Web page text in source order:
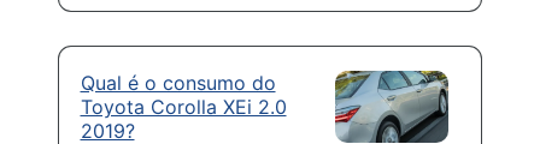
Qual é o consumo do
Toyota Corolla XEi 2.0
2019?